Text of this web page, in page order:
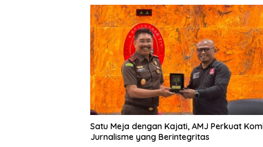
Satu Meja dengan Kajati, AMJ Perkuat
Jurnalisme yang Berintegritas